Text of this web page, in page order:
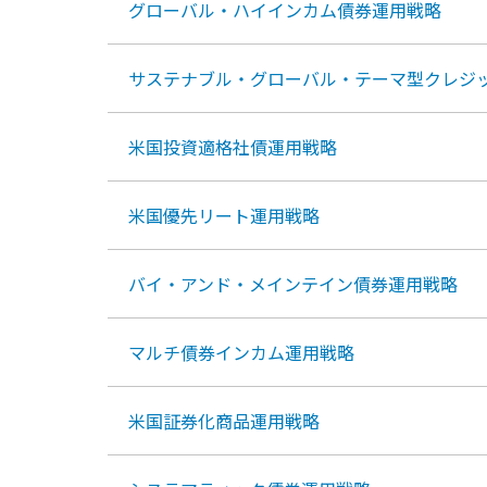
グローバル・ハイインカム債券運用戦略
サステナブル・グローバル・テーマ型クレジ
米国投資適格社債運用戦略
米国優先リート運用戦略
バイ・アンド・メインテイン債券運用戦略
マルチ債券インカム運用戦略
米国証券化商品運用戦略